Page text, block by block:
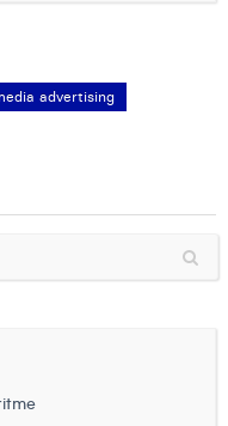
advertising